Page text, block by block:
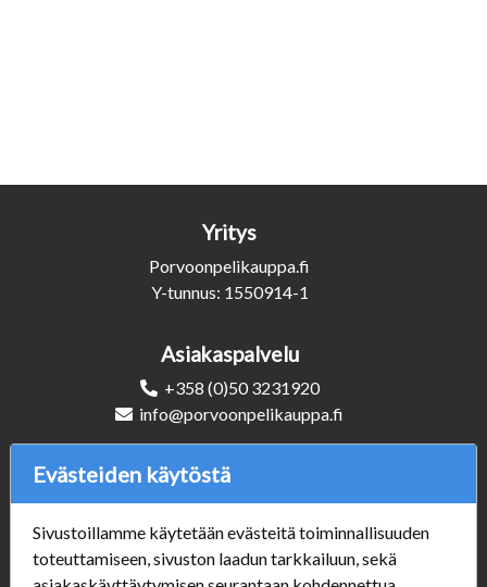
Yritys
Porvoonpelikauppa.fi
Y-tunnus: 1550914-1
Asiakaspalvelu
+358 (0)50 3231920
info@porvoonpelikauppa.fi
Seuraa Meitä
Evästeiden käytöstä
Sivustoillamme käytetään evästeitä toiminnallisuuden
toteuttamiseen, sivuston laadun tarkkailuun, sekä